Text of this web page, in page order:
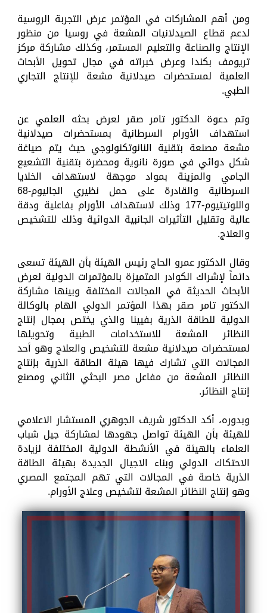
ومن أهم المشاركات في المؤتمر عرض التجربة الروسية
لدعم قطاع الصيدلانيات المشعة في روسيا من منظور
الإنتاج والصناعة والتعليم المستمر، وكذلك مشاركة مركز
تريومف بكندا وعرض خبراته في مجال تحويل الأبحاث
العلمية لمستحضرات صيدلانية مشعة للإنتاج التجاري
الطبي.
وتم دعوة الدكتور تامر صقر لعرض بحثه العلمي عن
استهداف الأورام السرطانية بمستحضرات صيدلانية
مشعة مصنعة بتقنية النانوتكنولوجي حيث يتم صياغة
شكل دوائي في صورة نانوية ومحضرة بتقنية التشعيع
الجامي والمزينة بمواد موجهة لاستهداف الخلايا
السرطانية والقادرة على حمل نظيري الجاليوم-68
واللوتيتيوم-177 وذلك لاستهداف الأورام بفاعلية ودقة
عالية وتقليل التأثيرات الجانبية الدوائية وذلك للتشخيص
والعلاج.
وقال الدكتور عمرو الحاج رئيس الهيئة بأن الهيئة تسعى
دائماً لإشراك الكوادر المتميزة بالمؤتمرات الدولية لعرض
الأبحاث الحديثة في المجالات المختلفة وبينها مشاركة
الدكتور تامر صقر بهذا المؤتمر الدولي الهام بالوكالة
الدولية للطاقة الذرية بفيينا والذي يختص بمجال إنتاج
النظائر المشعة للاستخدامات الطبية وتحويلها
لمستحضرات صيدلانية مشعة للتشخيص والعلاج وهو أحد
المجالات التي تشارك فيها هيئة الطاقة الذرية بإنتاج
النظائر المشعة من مفاعل مصر البحثي الثاني ومصنع
إنتاج النظائر.
وبدوره، أكد الدكتور شريف الجوهري المستشار الاعلامي
للهيئة بأن الهيئة تواصل جهودها لمشاركة جيل شباب
العلماء بالهيئة في الأنشطة الدولية المختلفة لزيادة
الاحتكاك الدولي وبناء الاجيال الجديدة بهيئة الطاقة
الذرية خاصة في المجالات التي تهم المجتمع المصري
وهو إنتاج النظائر المشعة لتشخيص وعلاج الأورام.